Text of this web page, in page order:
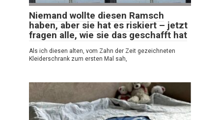
Niemand wollte diesen Ramsch
haben, aber sie hat es riskiert – jetzt
fragen alle, wie sie das geschafft hat
Als ich diesen alten, vom Zahn der Zeit gezeichneten
Kleiderschrank zum ersten Mal sah,